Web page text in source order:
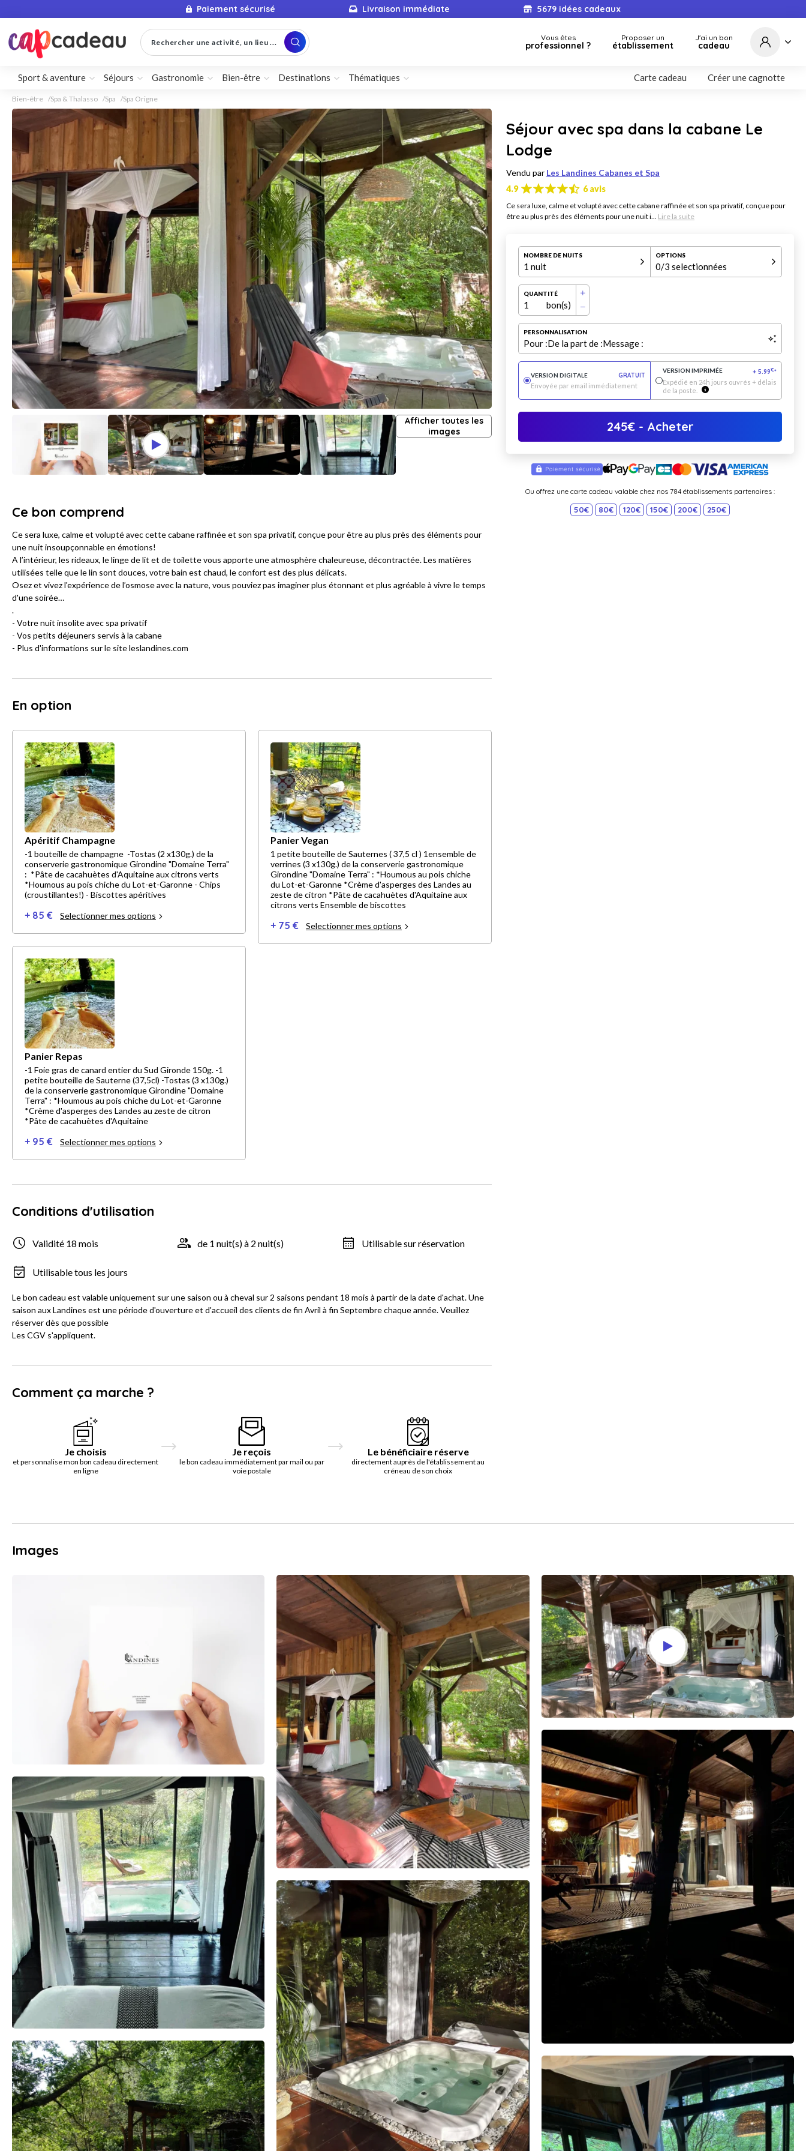
Paiement sécurisé Livraison immédiate 5679 idées cadeaux
Rechercher une activité, un lieu ... Vous êtes
professionnel ?
Proposer un
établissement
J'ai un bon
cadeau
Sport & aventure Séjours Gastronomie Bien-être Destinations Thématiques Carte cadeau Créer une cagnotte
Bien-être Spa & Thalasso Spa Spa Origne
Afficher toutes les
images
Séjour avec spa dans la cabane Le
Lodge
Vendu par Les Landines Cabanes et Spa
4.9
6 avis
Ce sera luxe, calme et volupté avec cette cabane raffinée et son spa privatif, conçue pour
être au plus près des éléments pour une nuit i... Lire la suite
NOMBRE DE NUITS
1 nuit
OPTIONS
0/3 selectionnées
QUANTITÉ
1 bon(s)
PERSONNALISATION
Pour :De la part de :Message :
VERSION DIGITALE
GRATUIT
Envoyée par email immédiatement
VERSION IMPRIMÉE + 5.99€*
Expédié en 24h jours ouvrés + délais
de la poste.
245€- Acheter
Ou offrez une carte cadeau valable chez nos 784 établissements partenaires :
50€ 80€ 120€ 150€ 200€ 250€
Ce bon comprend
Ce sera luxe, calme et volupté avec cette cabane raffinée et son spa privatif, conçue pour être au plus près des éléments pour
une nuit insoupçonnable en émotions!
A l’intérieur, les rideaux, le linge de lit et de toilette vous apporte une atmosphère chaleureuse, décontractée. Les matières
utilisées telle que le lin sont douces, votre bain est chaud, le confort est des plus délicats.
Osez et vivez l'expérience de l’osmose avec la nature, vous pouviez pas imaginer plus étonnant et plus agréable à vivre le temps
d'une soirée…
.
- Votre nuit insolite avec spa privatif
- Vos petits déjeuners servis à la cabane
- Plus d'informations sur le site leslandines.com
En option
Apéritif Champagne
-1 bouteille de champagne -Tostas (2 x130g.) de la
conserverie gastronomique Girondine "Domaine Terra"
: *Pâte de cacahuètes d'Aquitaine aux citrons verts
*Houmous au pois chiche du Lot-et-Garonne - Chips
(croustillantes!) - Biscottes apéritives
+ 85 € Selectionner mes options
Panier Repas
-1 Foie gras de canard entier du Sud Gironde 150g. -1
petite bouteille de Sauterne (37,5cl) -Tostas (3 x130g.)
de la conserverie gastronomique Girondine "Domaine
Terra" : *Houmous au pois chiche du Lot-et-Garonne
*Crème d'asperges des Landes au zeste de citron
*Pâte de cacahuètes d'Aquitaine
+ 95 € Selectionner mes options
Panier Vegan
1 petite bouteille de Sauternes ( 37,5 cl ) 1ensemble de
verrines (3 x130g.) de la conserverie gastronomique
Girondine "Domaine Terra" : *Houmous au pois chiche
du Lot-et-Garonne *Crème d'asperges des Landes au
zeste de citron *Pâte de cacahuètes d'Aquitaine aux
citrons verts Ensemble de biscottes
+ 75 € Selectionner mes options
Conditions d'utilisation
Validité 18 mois de 1 nuit(s) à 2 nuit(s) Utilisable sur réservation
Utilisable tous les jours
Le bon cadeau est valable uniquement sur une saison ou à cheval sur 2 saisons pendant 18 mois à partir de la date d'achat. Une
saison aux Landines est une période d'ouverture et d'accueil des clients de fin Avril à fin Septembre chaque année. Veuillez
réserver dès que possible
Les CGV s'appliquent.
Comment ça marche ?
Je choisis
et personnalise mon bon cadeau directement
en ligne
Je reçois
le bon cadeau immédiatement par mail ou par
voie postale
Le bénéficiaire réserve
directement auprès de l'établissement au
créneau de son choix
Images